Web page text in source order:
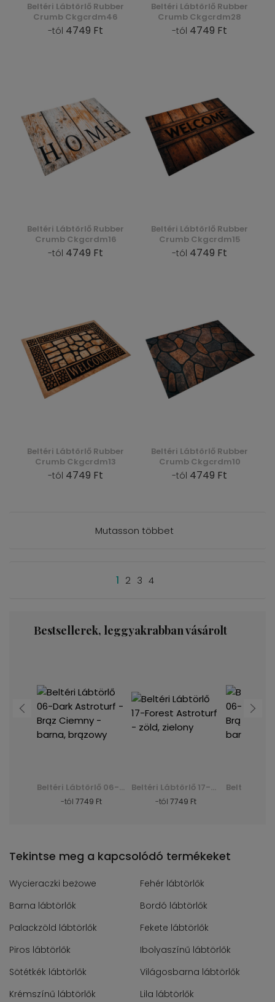
Beltéri Lábtörlő Rubber
Crumb Ckgcrdm46
-tól 4749 Ft
Beltéri Lábtörlő Rubber
Crumb Ckgcrdm28
-tól 4749 Ft
Beltéri Lábtörlő Rubber
Crumb Ckgcrdm16
-tól 4749 Ft
Beltéri Lábtörlő Rubber
Crumb Ckgcrdm15
-tól 4749 Ft
Beltéri Lábtörlő Rubber
Crumb Ckgcrdm13
-tól 4749 Ft
Beltéri Lábtörlő Rubber
Crumb Ckgcrdm10
-tól 4749 Ft
Mutasson többet
1 2 3 4
Bestsellerek, leggyakrabban vásárolt
Beltéri Lábtörlő 06-Dark Astroturf - Brąz Ciemny - barna, brązowy
-tól 7749 Ft
Beltéri Lábtörlő 17-Forest Astroturf - zöld, zielony
-tól 7749 Ft
Tekintse meg a kapcsolódó termékeket
Wycieraczki beżowe
Fehér lábtörlők
Barna lábtörlők
Bordó lábtörlők
Palackzöld lábtörlők
Fekete lábtörlők
Piros lábtörlők
Ibolyaszínű lábtörlők
Sötétkék lábtörlők
Világosbarna lábtörlők
Krémszínű lábtörlők
Lila lábtörlők